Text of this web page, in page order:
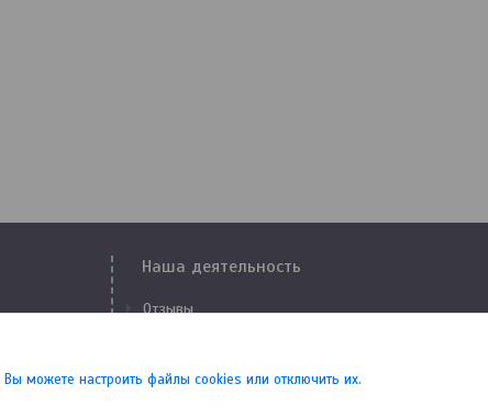
Наша деятельность
Отзывы
Вы можете настроить файлы cookies или отключить их.